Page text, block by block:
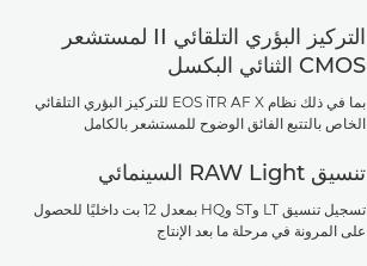
التركيز البؤري التلقائي II لمستشعر
CMOS الثنائي البكسل
بما في ذلك نظام EOS iTR AF X للتركيز البؤري التلقائي
الخاص بالتتبع الفائق الوضوح للمستشعر بالكامل
تنسيق RAW Light السينمائي
تسجيل تنسيق LT وST وHQ بمعدل 12 بت داخليًا للحصول
على المرونة في مرحلة ما بعد الإنتاج